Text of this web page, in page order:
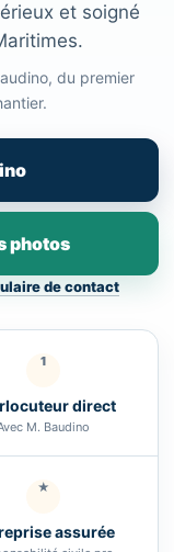
et soigné
du premier
photos
de contact
1
direct
M. Baudino
★
assurée